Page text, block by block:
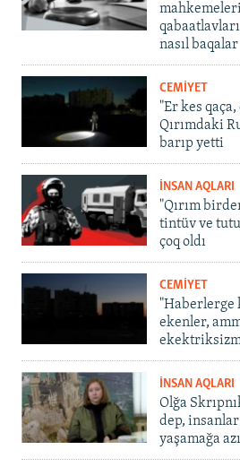
nasıl baqalar
CEMİYET
"Er kes
Qırımdaki
barıp yetti
İNSAN AQLARI
"Qırım
tintüv ve
çoq oldı
CEMİYET
"Haberlerge
ekenler,
İNSAN AQLARI
Olğa
dep, insanlar
yaşamağa